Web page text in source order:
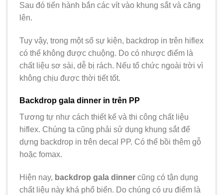
Sau đó tiến hành bắn các vít vào khung sắt và căng
lên.
Tuy vậy, trong một số sự kiện, backdrop in trên hiflex
có thể không được chuộng. Do có nhược điểm là
chất liệu sơ sài, dễ bị rách. Nếu tổ chức ngoài trời vì
không chịu được thời tiết tốt.
Backdrop gala dinner in trên PP
Tương tự như cách thiết kế và thi công chất liệu
hiflex. Chúng ta cũng phải sử dụng khung sắt để
dựng backdrop in trên decal PP. Có thể bồi thêm gỗ
hoặc fomax.
Hiện nay, backdrop gala dinner cũng có tận dụng
chất liệu này khá phổ biến. Do chúng có ưu điểm là